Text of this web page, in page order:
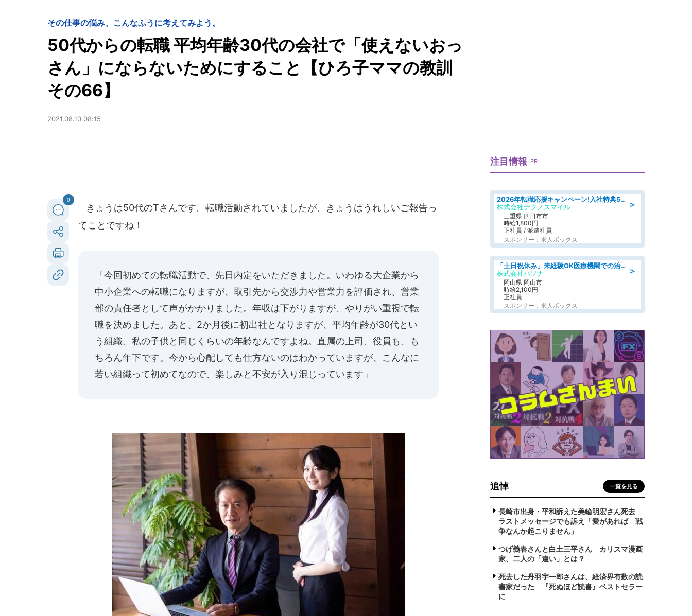
その仕事の悩み、こんなふうに考えてみよう。
50代からの転職 平均年齢30代の会社で「使えないおっ
さん」にならないためにすること【ひろ子ママの教訓
その66】
2021.08.10 08:15
0
きょうは50代のTさんです。転職活動されていましたが、きょうはうれしいご報告っ
てことですね！
「今回初めての転職活動で、先日内定をいただきました。いわゆる大企業から
中小企業への転職になりますが、取引先から交渉力や営業力を評価され、営業
部の責任者として声がかかりました。年収は下がりますが、やりがい重視で転
職を決めました。あと、2か月後に初出社となりますが、平均年齢が30代とい
う組織、私の子供と同じくらいの年齢なんですよね。直属の上司、役員も、も
ちろん年下です。今から心配しても仕方ないのはわかっていますが、こんなに
若い組織って初めてなので、楽しみと不安が入り混じっています」
注目情報 PR
＞
2026年転職応援キャンペーン!入社特典58万円/デンソーで働こう!自動車工場で小型部品の検査業務 denso aichi
株式会社テクノスマイル
三重県 四日市市
時給1,800円
正社員 / 派遣社員
スポンサー：求人ボックス
＞
「土日祝休み」未経験OK医療機関での治験コーディネーターのお仕事
株式会社パソナ
岡山県 岡山市
時給2,100円
正社員
スポンサー：求人ボックス
追悼 一覧を見る
長崎市出身・平和訴えた美輪明宏さん死去
ラストメッセージでも訴え「愛があれば 戦
争なんか起こりません」
つげ義春さんと白土三平さん カリスマ漫画
家、二人の「違い」とは？
死去した丹羽宇一郎さんは、経済界有数の読
書家だった 『死ぬほど読書』ベストセラー
に